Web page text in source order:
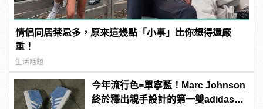
情侶同居禁忌多，原來這幾點「小事」比你想得還嚴
重！
生活話題
今年流行色=單寧藍！Marc Johnson
終於釋出親手設計的第一雙adidas滑